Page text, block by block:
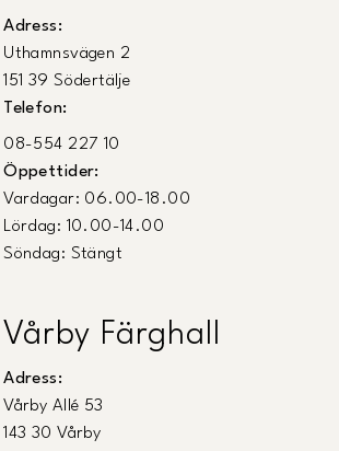
Adress:
Uthamnsvägen 2
151 39 Södertälje
Telefon:
08-554 227 10
Öppettider:
Vardagar: 06.00-18.00
Lördag: 10.00-14.00
Söndag: Stängt
Vårby Färghall
Adress:
Vårby Allé 53
143 30 Vårby